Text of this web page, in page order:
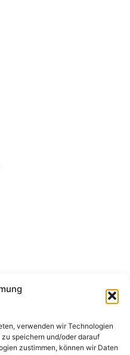
verwenden wir Technologien
speichern und/oder darauf
zustimmen, können wir Daten